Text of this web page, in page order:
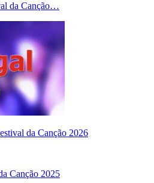
da Canção…
da Canção 2026
Canção 2025